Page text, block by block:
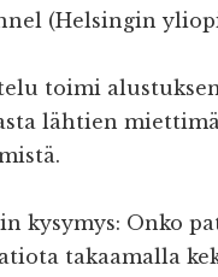
(Helsingin
toimi
lähtien
kysymys: Onko
takaamalla